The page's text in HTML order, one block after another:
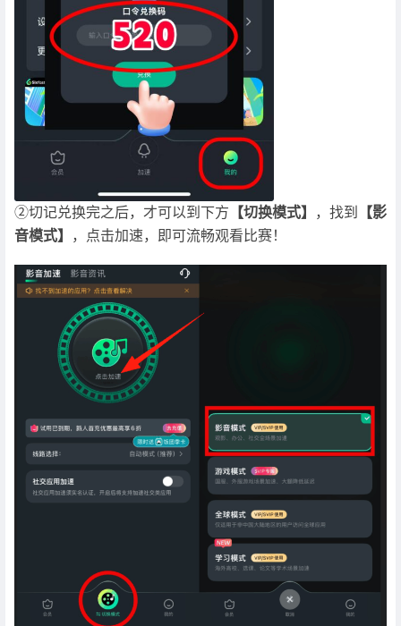
②切记兑换完之后，才可以到下方 【切换模式】 ，找到
【影
音模式】
，点击加速，即可流畅观看比赛！